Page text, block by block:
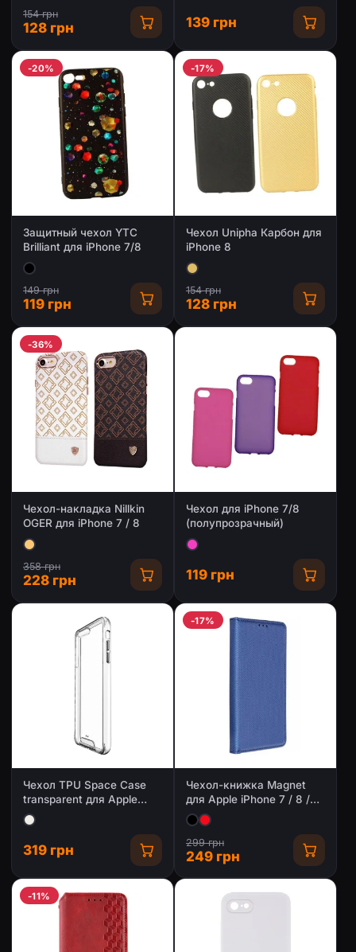
154 грн
128 грн 139 грн
-20%
Защитный чехол YTC
Brilliant для iPhone 7/8
149 грн
119 грн
-17%
Чехол Unipha Карбон для
iPhone 8
154 грн
128 грн
-36%
Чехол-накладка Nillkin
OGER для iPhone 7 / 8
358 грн
228 грн
Чехол для iPhone 7/8
(полупрозрачный)
119 грн
Чехол TPU Space Case
transparent для Apple
iPhone 7 / 8 / SE (2020)
(4.7")
319 грн
-17%
Чехол-книжка Magnet
для Apple iPhone 7 / 8 /
SE (2020) (4.7")
299 грн
249 грн
-11%